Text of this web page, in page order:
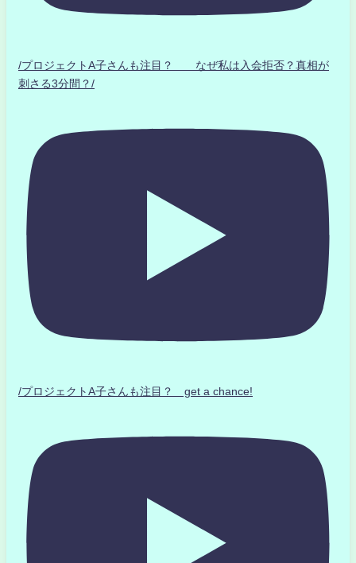
/プロジェクトA子さんも注目？ なぜ私は入会拒否？真相が
刺さる3分間？/
/プロジェクトA子さんも注目？ get a chance!